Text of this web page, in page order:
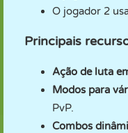
O jogador 2
Principais
Ação de luta
Modos para
PvP.
Combos